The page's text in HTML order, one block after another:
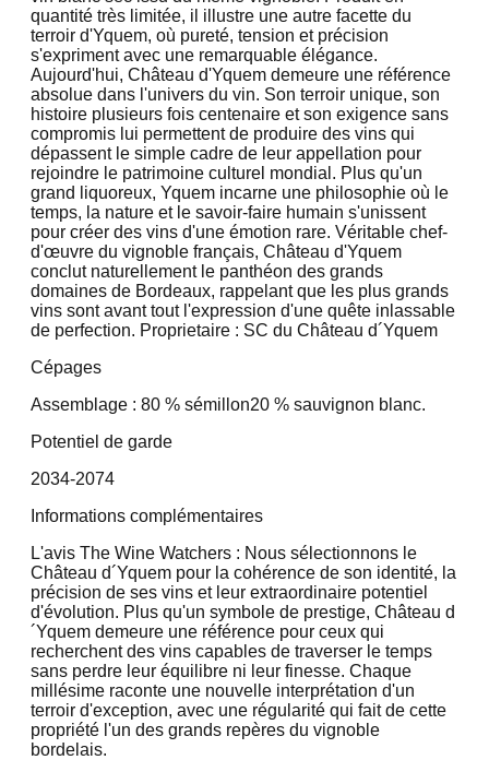
quantité très limitée, il illustre une autre facette du
terroir d'Yquem, où pureté, tension et précision
s'expriment avec une remarquable élégance.
Aujourd'hui, Château d'Yquem demeure une référence
absolue dans l'univers du vin. Son terroir unique, son
histoire plusieurs fois centenaire et son exigence sans
compromis lui permettent de produire des vins qui
dépassent le simple cadre de leur appellation pour
rejoindre le patrimoine culturel mondial. Plus qu'un
grand liquoreux, Yquem incarne une philosophie où le
temps, la nature et le savoir-faire humain s'unissent
pour créer des vins d'une émotion rare. Véritable chef-
d'œuvre du vignoble français, Château d'Yquem
conclut naturellement le panthéon des grands
domaines de Bordeaux, rappelant que les plus grands
vins sont avant tout l'expression d'une quête inlassable
de perfection. Proprietaire : SC du Château d´Yquem
Cépages
Assemblage : 80 % sémillon20 % sauvignon blanc.
Potentiel de garde
2034-2074
Informations complémentaires
L'avis The Wine Watchers : Nous sélectionnons le
Château d´Yquem pour la cohérence de son identité, la
précision de ses vins et leur extraordinaire potentiel
d'évolution. Plus qu'un symbole de prestige, Château d
´Yquem demeure une référence pour ceux qui
recherchent des vins capables de traverser le temps
sans perdre leur équilibre ni leur finesse. Chaque
millésime raconte une nouvelle interprétation d'un
terroir d'exception, avec une régularité qui fait de cette
propriété l'un des grands repères du vignoble
bordelais.